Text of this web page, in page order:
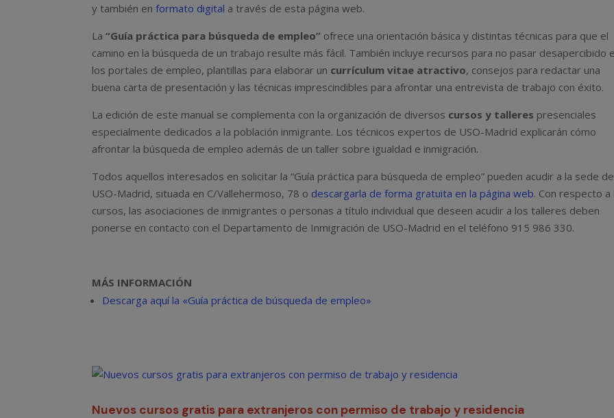
y también enformato digital a través de esta página web.
La“Guía práctica para búsqueda de empleo” ofrece una orientación básica y distintas técnicas para que el
camino en la búsqueda de un trabajo resulte más fácil. También incluye recursos para no pasar desapercibido
los portales de empleo, plantillas para elaborar un currículum vitae atractivo, consejos para redactar una
buena carta de presentación y las técnicas imprescindibles para afrontar una entrevista de trabajo con éxito.
La edición de este manual se complementa con la organización de diversos cursos y talleres presenciales
especialmente dedicados a la población inmigrante. Los técnicos expertos de USO-Madrid explicarán cómo
afrontar la búsqueda de empleo además de un taller sobre igualdad e inmigración.
Todos aquellos interesados en solicitar la “Guía práctica para búsqueda de empleo” pueden acudir a la sede de
USO-Madrid, situada en C/Vallehermoso, 78 o descargarla de forma gratuita en la página web. Con respecto a
cursos, las asociaciones de inmigrantes o personas a título individual que deseen acudir a los talleres deben
ponerse en contacto con el Departamento de Inmigración de USO-Madrid en el teléfono 915 986 330.
MÁS INFORMACIÓN
Descarga aquí la «Guía práctica de búsqueda de empleo»
Nuevos cursos gratis para extranjeros con permiso de trabajo y residencia